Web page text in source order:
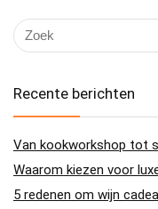
Recente berichten
Van kookworkshop tot
Waarom kiezen voor
5 redenen om wijn